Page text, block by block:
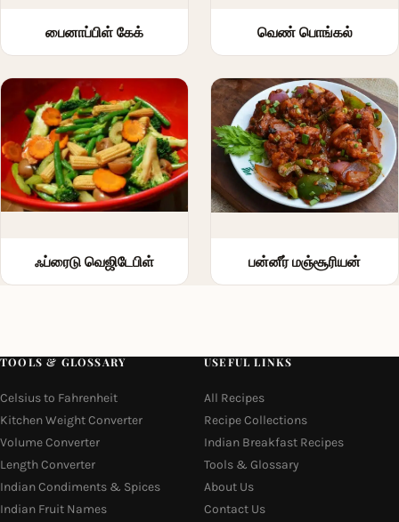
பைனாப்பிள் கேக் வெண் பொங்கல்
ஃப்ரைடு வெஜிடேபிள் பன்னீர் மஞ்சூரியன்
TOOLS & GLOSSARY
Celsius to Fahrenheit
Kitchen Weight Converter
Volume Converter
Length Converter
Indian Condiments & Spices
Indian Fruit Names
USEFUL LINKS
All Recipes
Recipe Collections
Indian Breakfast Recipes
Tools & Glossary
About Us
Contact Us